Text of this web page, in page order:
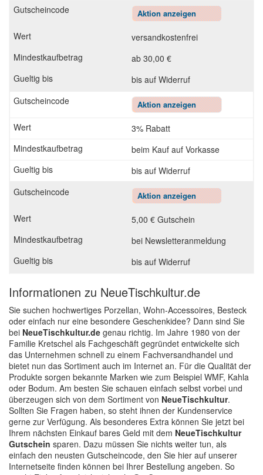
Aktion anzeigen
versandkostenfrei
ab 30,00 €
bis auf Widerruf
Aktion anzeigen
3% Rabatt
beim Kauf auf Vorkasse
bis auf Widerruf
Aktion anzeigen
5,00 € Gutschein
bei Newsletteranmeldung
bis auf Widerruf
Informationen zu NeueTischkultur.de
Sie suchen hochwertiges Porzellan, Wohn-Accessoires, Besteck
oder einfach nur eine besondere Geschenkidee? Dann sind Sie
bei NeueTischkultur.de genau richtig. Im Jahre 1980 von der
Familie Kretschel als Fachgeschäft gegründet entwickelte sich
das Unternehmen schnell zu einem Fachversandhandel und
bietet nun das Sortiment auch im Internet an. Für die Qualität der
Produkte sorgen bekannte Marken wie zum Beispiel WMF, Kahla
oder Bodum. Am besten Sie schauen einfach selbst vorbei und
überzeugen sich von dem Sortiment von NeueTischkultur.
Sollten Sie Fragen haben, so steht ihnen der Kundenservice
gerne zur Verfügung. Als besonderes Extra können Sie jetzt bei
Ihrem nächsten Einkauf bares Geld mit dem NeueTischkultur
Gutschein sparen. Dazu müssen Sie nichts weiter tun, als
einfach den neusten Gutscheincode, den Sie hier auf unserer
Internetseite finden können bei Ihrer Bestellung angeben. So